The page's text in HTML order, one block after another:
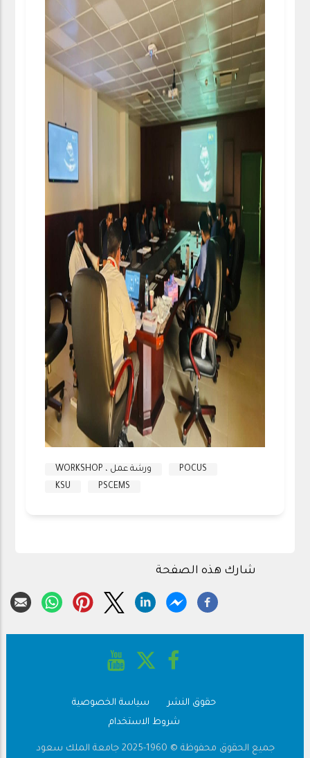
ورشة عمل ، WORKSHOP
POCUS
KSU
PSCEMS
شارك هذه الصفحة
حقوق النشر
سياسة الخصوصية
شروط الاستخدام
جميع الحقوق محفوظة © 1960-2025 جامعة الملك سعود